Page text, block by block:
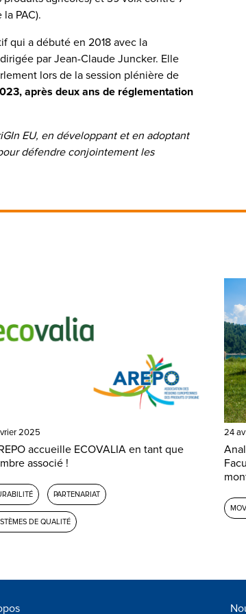
PAC).
qui a débuté en 2018 avec la
par Jean-Claude Juncker. Elle
lors de la session plénière de
après deux ans de réglementation
EU, en développant et en adoptant
défendre conjointement les
2025
accueille ECOVALIA en tant que
associé !
PARTENARIAT
DE QUALITÉ
24